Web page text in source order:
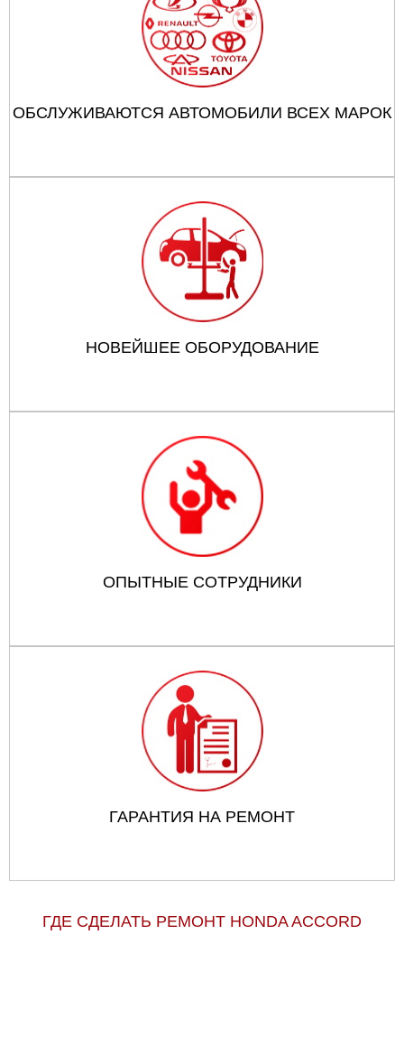
ОБСЛУЖИВАЮТСЯ АВТОМОБИЛИ ВСЕХ МАРОК
НОВЕЙШЕЕ ОБОРУДОВАНИЕ
ОПЫТНЫЕ СОТРУДНИКИ
ГАРАНТИЯ НА РЕМОНТ
ГДЕ СДЕЛАТЬ РЕМОНТ HONDA ACCORD